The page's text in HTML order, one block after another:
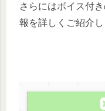
さらにはボイス付
報を詳しくご紹介し